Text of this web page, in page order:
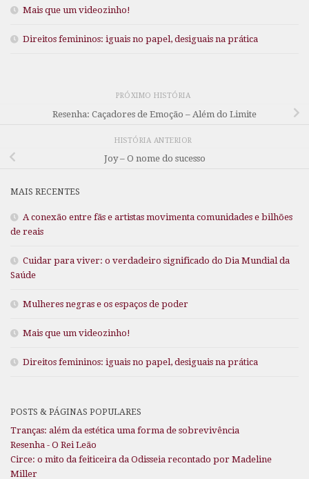
Mais que um videozinho!
Direitos femininos: iguais no papel, desiguais na prática
PRÓXIMO HISTÓRIA
Resenha: Caçadores de Emoção – Além do Limite
HISTÓRIA ANTERIOR
Joy – O nome do sucesso
MAIS RECENTES
A conexão entre fãs e artistas movimenta comunidades e bilhões
de reais
Cuidar para viver: o verdadeiro significado do Dia Mundial da
Saúde
Mulheres negras e os espaços de poder
Mais que um videozinho!
Direitos femininos: iguais no papel, desiguais na prática
POSTS & PÁGINAS POPULARES
Tranças: além da estética uma forma de sobrevivência
Resenha - O Rei Leão
Circe: o mito da feiticeira da Odisseia recontado por Madeline
Miller